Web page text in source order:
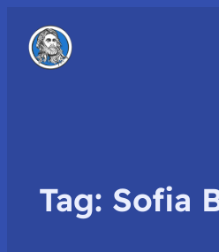
Tag: Sofia